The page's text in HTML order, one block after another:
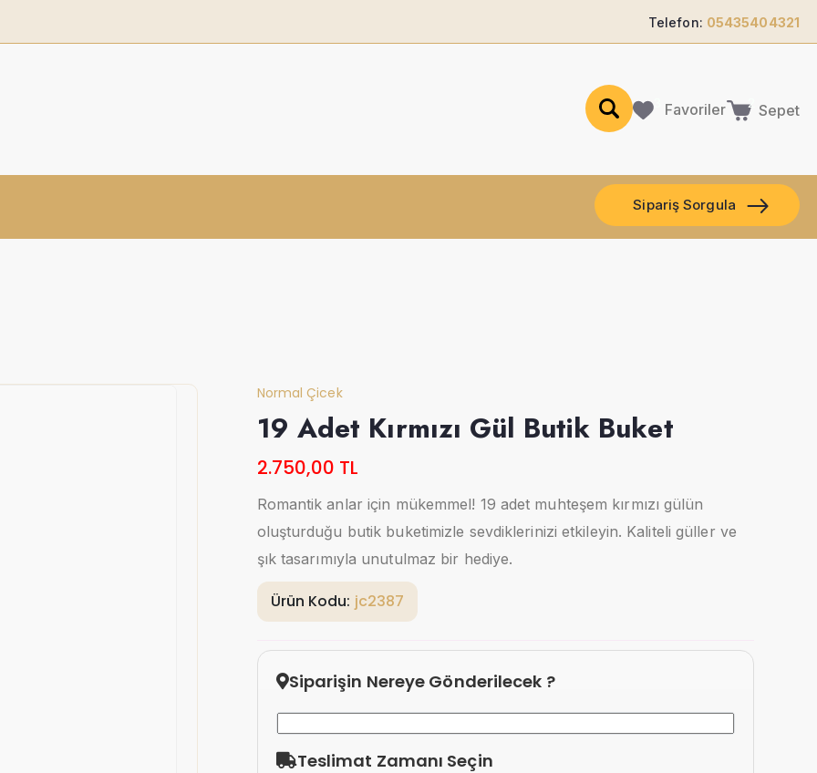
Telefon: 05435404321
Favoriler Sepet
Sipariş Sorgula
Normal Çicek
19 Adet Kırmızı Gül Butik Buket
2.750,00 TL
Romantik anlar için mükemmel! 19 adet muhteşem kırmızı gülün
oluşturduğu butik buketimizle sevdiklerinizi etkileyin. Kaliteli güller ve
şık tasarımıyla unutulmaz bir hediye.
Ürün Kodu: jc2387
Siparişin Nereye Gönderilecek ?
Teslimat Zamanı Seçin